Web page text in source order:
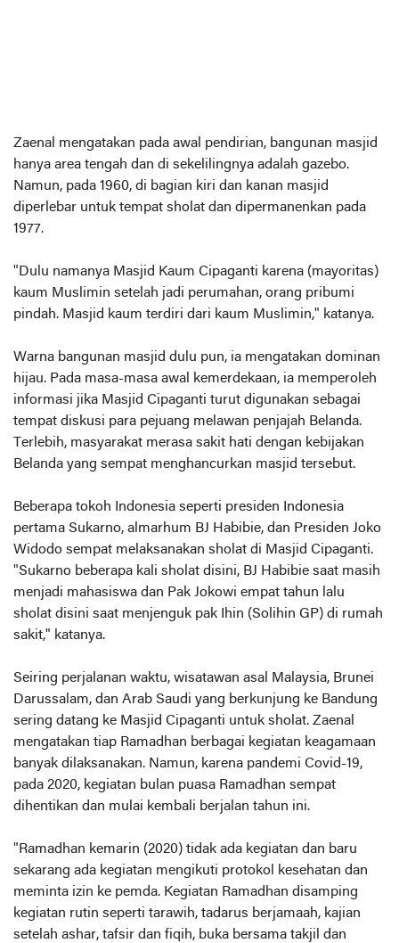
Zaenal mengatakan pada awal pendirian, bangunan masjid
hanya area tengah dan di sekelilingnya adalah gazebo.
Namun, pada 1960, di bagian kiri dan kanan masjid
diperlebar untuk tempat sholat dan dipermanenkan pada
1977.
"Dulu namanya Masjid Kaum Cipaganti karena (mayoritas)
kaum Muslimin setelah jadi perumahan, orang pribumi
pindah. Masjid kaum terdiri dari kaum Muslimin," katanya.
Warna bangunan masjid dulu pun, ia mengatakan dominan
hijau. Pada masa-masa awal kemerdekaan, ia memperoleh
informasi jika Masjid Cipaganti turut digunakan sebagai
tempat diskusi para pejuang melawan penjajah Belanda.
Terlebih, masyarakat merasa sakit hati dengan kebijakan
Belanda yang sempat menghancurkan masjid tersebut.
Beberapa tokoh Indonesia seperti presiden Indonesia
pertama Sukarno, almarhum BJ Habibie, dan Presiden Joko
Widodo sempat melaksanakan sholat di Masjid Cipaganti.
"Sukarno beberapa kali sholat disini, BJ Habibie saat masih
menjadi mahasiswa dan Pak Jokowi empat tahun lalu
sholat disini saat menjenguk pak Ihin (Solihin GP) di rumah
sakit," katanya.
Seiring perjalanan waktu, wisatawan asal Malaysia, Brunei
Darussalam, dan Arab Saudi yang berkunjung ke Bandung
sering datang ke Masjid Cipaganti untuk sholat. Zaenal
mengatakan tiap Ramadhan berbagai kegiatan keagamaan
banyak dilaksanakan. Namun, karena pandemi Covid-19,
pada 2020, kegiatan bulan puasa Ramadhan sempat
dihentikan dan mulai kembali berjalan tahun ini.
"Ramadhan kemarin (2020) tidak ada kegiatan dan baru
sekarang ada kegiatan mengikuti protokol kesehatan dan
meminta izin ke pemda. Kegiatan Ramadhan disamping
kegiatan rutin seperti tarawih, tadarus berjamaah, kajian
setelah ashar, tafsir dan fiqih, buka bersama takjil dan